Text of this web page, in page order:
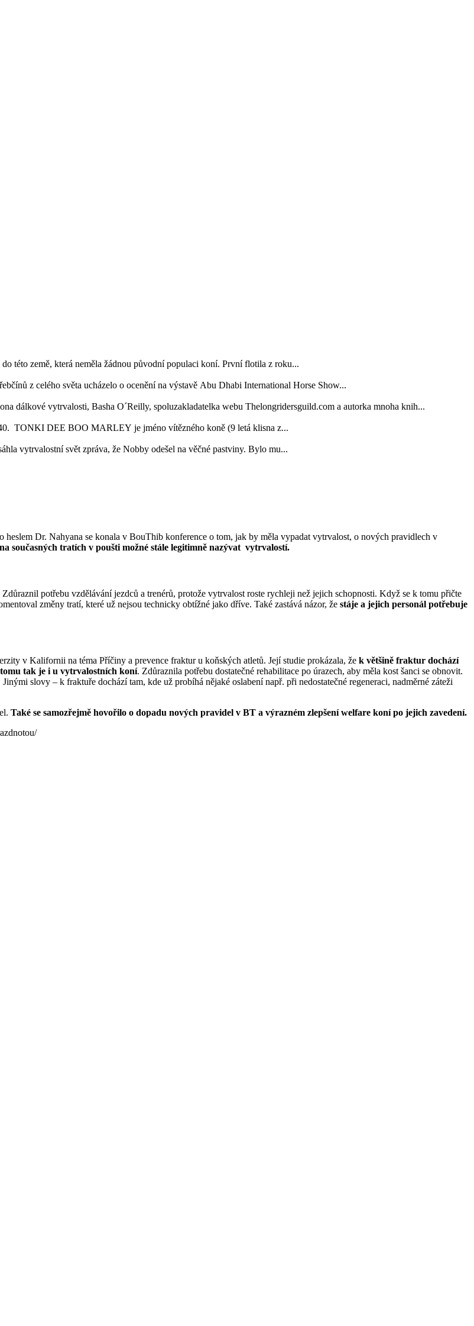
této země, která neměla žádnou původní populaci koní. První flotila z roku...
z celého světa ucházelo o ocenění na výstavě Abu Dhabi International Horse Show...
dálkové vytrvalosti, Basha O´Reilly, spoluzakladatelka webu Thelongridersguild.com a autorka mnoha knih...
TONKI DEE BOO MARLEY je jméno vítězného koně (9 letá klisna z...
vytrvalostní svět zpráva, že Nobby odešel na věčné pastviny. Bylo mu...
heslem Dr. Nahyana se konala v BouThib konference o tom, jak by měla vypadat vytrvalost, o nových pravidlech v
současných tratích v poušti možné stále legitimně nazývat vytrvalostí.
potřebu vzdělávání jezdců a trenérů, protože vytrvalost roste rychleji než jejich schopnosti. Když se k tomu přičte
změny tratí, které už nejsou technicky obtížné jako dříve. Také zastává názor, že stáje a jejich personál potřebuje
v Kalifornii na téma Příčiny a prevence fraktur u koňských atletů. Její studie prokázala, že k většině fraktur dochází
tak je i u vytrvalostních koní. Zdůraznila potřebu dostatečné rehabilitace po úrazech, aby měla kost šanci se obnovit.
slovy – k fraktuře dochází tam, kde už probíhá nějaké oslabení např. při nedostatečné regeneraci, nadměrné záteži
Také se samozřejmě hovořilo o dopadu nových pravidel v BT a výrazném zlepšení welfare koní po jejich zavedení.